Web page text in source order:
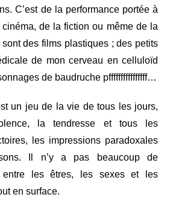
C’est de la performance portée à
cinéma, de la fiction ou même de la
sont des films plastiques ; des petits
de mon cerveau en celluloïd
de baudruche pffffffffffffffff…
un jeu de la vie de tous les jours,
la tendresse et tous les
les impressions paradoxales
Il n’y a pas beaucoup de
entre les êtres, les sexes et les
en surface.